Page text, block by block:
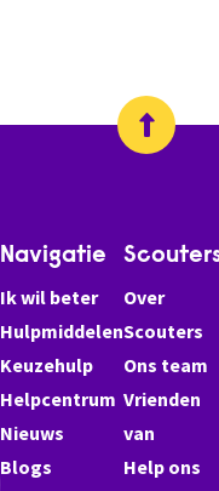
Navigatie
Ik wil beter
Hulpmiddelen
Keuzehulp
Helpcentrum
Nieuws
Blogs
Over
Scouters
Ons team
Vrienden
van
Help ons